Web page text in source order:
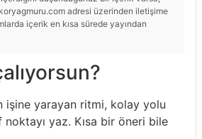
adresi üzerinden iletişime
içerik en kısa sürede yayından
işine yarayan ritmi, kolay yolu
yaz. Kısa bir öneri bile